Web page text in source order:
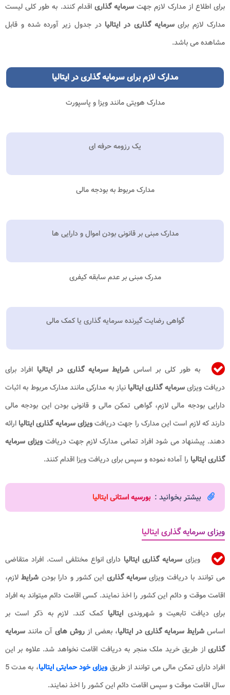
برای اطلاع از مدارک لازم جهت سرمایه گذاری اقدام کنند. به طور کلی لیست
مدارک لازم برایسرمایه گذاری در ایتالیا در جدول زیر آورده شده و قابل
مشاهده می باشد.
مدارک لازم برای سرمایه گذاری در ایتالیا
مدارک هویتی مانند ویزا و پاسپورت
یک رزومه حرفه ای
مدارک مربوط به بودجه مالی
مدارک مبنی بر قانونی بودن اموال و دارایی ها
مدرک مبنی بر عدم سابقه کیفری
گواهی رضایت گیرنده سرمایه گذاری یا کمک مالی
به طور کلی بر اساس شرایط سرمایه گذاری در ایتالیا افراد برای
دریافت ویزایسرمایه گذاری ایتالیا نیاز به مدارکی مانند مدارک مربوط به اثبات
دارایی بودجه مالی لازم، گواهی تمکن مالی و قانونی بودن این بودجه مالی
دارند که لازم است این مدارک را جهت دریافتویزای سرمایه گذاری ایتالیا ارائه
دهند. پیشنهاد می شود افراد تمامی مدارک لازم جهت دریافت ویزای سرمایه
گذاری ایتالیا را آماده نموده و سپس برای دریافت ویزا اقدام کنند.
بیشتر بخوانید : بورسیه استانی ایتالیا
ویزای سرمایه گذاری ایتالیا
ویزای سرمایه گذاری ایتالیا دارای انواع مختلفی است. افراد متقاضی
می توانند با دریافت ویزایسرمایه گذاری این کشور و دارا بودن شرایطلازم،
اقامت موقت و دائم این کشور را اخذ نمایند. کسی اقامت دائم میتواند به افراد
برای دیافت تابعیت و شهروندی ایتالیاکمک کند. لازم به ذکر است بر
اساسشرایط سرمایه گذاری در ایتالیا، بعضی از روش هایآن مانند سرمایه
گذاری از طریق خرید ملک منجر به دریافت اقامت نخواهد شد. علاوه بر این
افراد دارای تمکن مالی می توانند از طریقویزای خود حمایتی ایتالیا
، به مدت 5
سال اقامت موقت و سپس اقامت دائم این کشور را اخذ نمایند.